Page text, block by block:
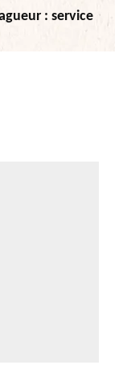
: service